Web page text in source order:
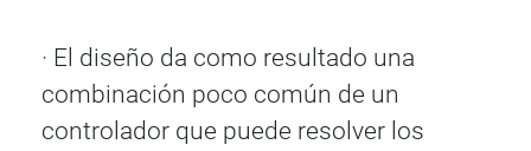
· El diseño da como resultado una
combinación poco común de un
controlador que puede resolver los